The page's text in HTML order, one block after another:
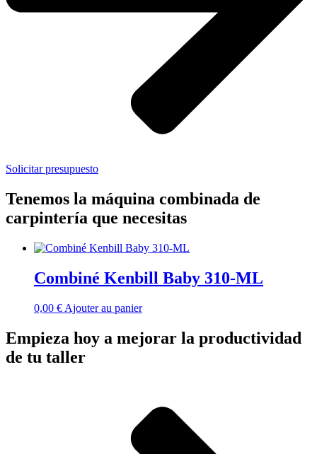
Solicitar presupuesto
Tenemos la máquina combinada de
carpintería que necesitas
Combiné Kenbill Baby 310-ML
0,00 € Ajouter au panier
Empieza hoy a mejorar la productividad
de tu taller